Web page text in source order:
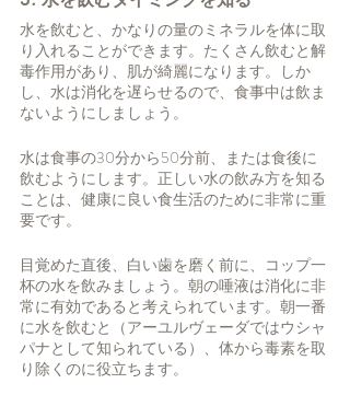
水を飲むと、かなりの量のミネラルを体に取
り入れることができます。たくさん飲むと解
毒作用があり、肌が綺麗になります。しか
し、水は消化を遅らせるので、食事中は飲ま
ないようにしましょう。
水は食事の30分から50分前、または食後に
飲むようにします。正しい水の飲み方を知る
ことは、健康に良い食生活のために非常に重
要です。
目覚めた直後、白い歯を磨く前に、コップ一
杯の水を飲みましょう。朝の唾液は消化に非
常に有効であると考えられています。朝一番
に水を飲むと（アーユルヴェーダではウシャ
パナとして知られている）、体から毒素を取
り除くのに役立ちます。